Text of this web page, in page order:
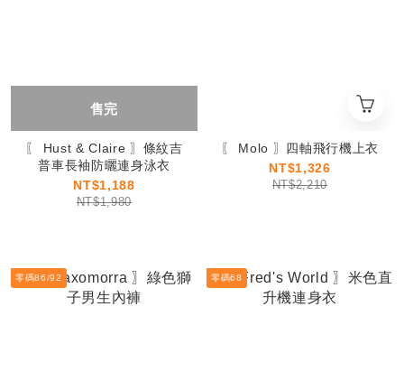
售完
〖 Hust & Claire 〗條紋吉
普車長袖防曬連身泳衣
NT$1,188
NT$1,980
〖 Molo 〗四軸飛行機上衣
NT$1,326
NT$2,210
零碼86/92 零碼68